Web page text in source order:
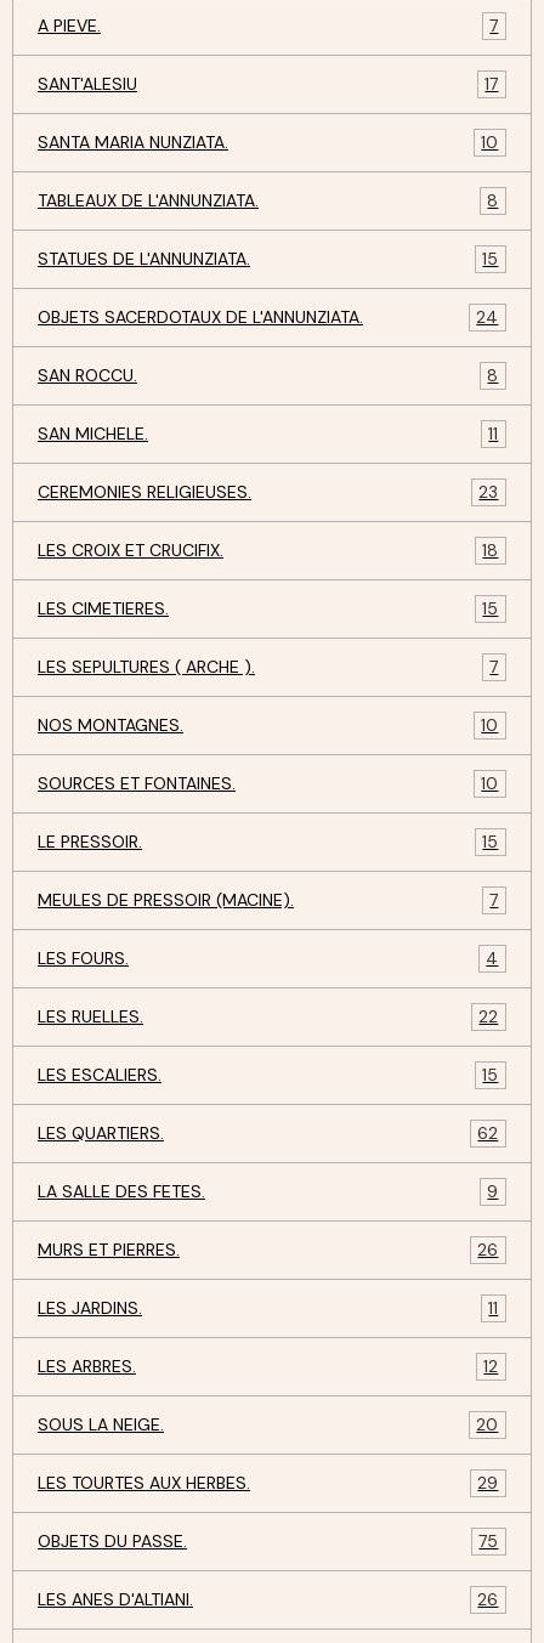
A PIEVE. 7
SANT'ALESIU 17
SANTA MARIA NUNZIATA. 10
TABLEAUX DE L'ANNUNZIATA. 8
STATUES DE L'ANNUNZIATA. 15
OBJETS SACERDOTAUX DE L'ANNUNZIATA. 24
SAN ROCCU. 8
SAN MICHELE. 11
CEREMONIES RELIGIEUSES. 23
LES CROIX ET CRUCIFIX. 18
LES CIMETIERES. 15
LES SEPULTURES ( ARCHE ). 7
NOS MONTAGNES. 10
SOURCES ET FONTAINES. 10
LE PRESSOIR. 15
MEULES DE PRESSOIR (MACINE). 7
LES FOURS. 4
LES RUELLES. 22
LES ESCALIERS. 15
LES QUARTIERS. 62
LA SALLE DES FETES. 9
MURS ET PIERRES. 26
LES JARDINS. 11
LES ARBRES. 12
SOUS LA NEIGE. 20
LES TOURTES AUX HERBES. 29
OBJETS DU PASSE. 75
LES ANES D'ALTIANI. 26